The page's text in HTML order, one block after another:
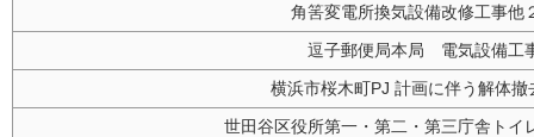
角筈変電所換気設備改修工事他
逗子郵便局本局 電気設備工
横浜市桜木町PJ 計画に伴う解体撤
世田谷区役所第一・第二・第三庁舎トイ